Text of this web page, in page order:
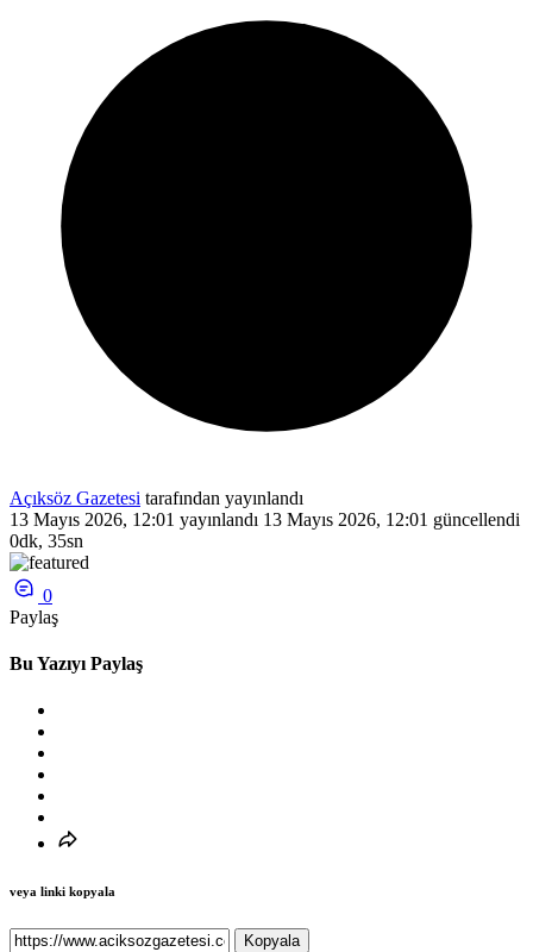
Açıksöz Gazetesi tarafından yayınlandı
13 Mayıs 2026, 12:01 yayınlandı 13 Mayıs 2026, 12:01 güncellendi
0dk, 35sn
0
Paylaş
Bu Yazıyı Paylaş
veya linki kopyala
Kopyala